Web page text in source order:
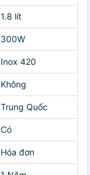
1.8 lít
300W
Inox 420
Không
Trung Quốc
Có
Hóa đơn